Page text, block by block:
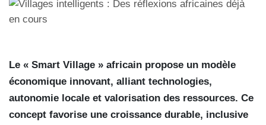
Le « Smart Village » africain propose un modèle
économique innovant, alliant technologies,
autonomie locale et valorisation des ressources. Ce
concept favorise une croissance durable, inclusive